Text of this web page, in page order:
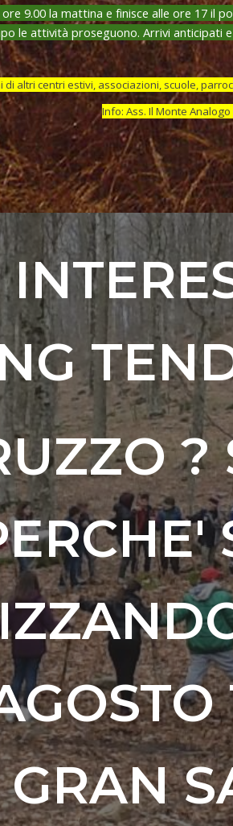
9.00 la mattina e finisce alle ore 17 il
le attività proseguono. Arrivi
altri centri estivi, associazioni, scuole,
Info: Ass. Il Monte
?
GRAN